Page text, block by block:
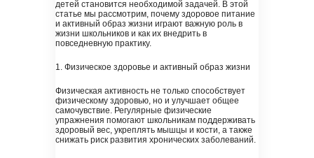
детей становится необходимой задачей. В этой
статье мы рассмотрим, почему здоровое питание
и активный образ жизни играют важную роль в
жизни школьников и как их внедрить в
повседневную практику.
1. Физическое здоровье и активный образ жизни
Физическая активность не только способствует
физическому здоровью, но и улучшает общее
самочувствие. Регулярные физические
упражнения помогают школьникам поддерживать
здоровый вес, укреплять мышцы и кости, а также
снижать риск развития хронических заболеваний.